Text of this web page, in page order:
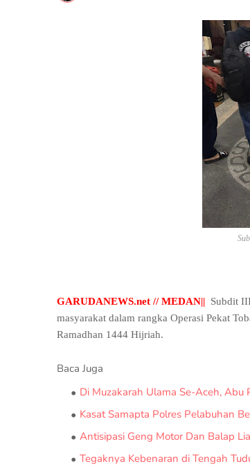
GARUDANEWS.net // MEDAN|| Subdit
masyarakat dalam rangka Operasi Pekat
Ramadhan 1444 Hijriah.
Baca Juga
Di Muzakarah Ulama Se-Aceh, Abu
Kasat Samapta Polres Pelabuhan
Antisipasi Geng Motor Dan Balap
Tegaknya Kebenaran di Tengah